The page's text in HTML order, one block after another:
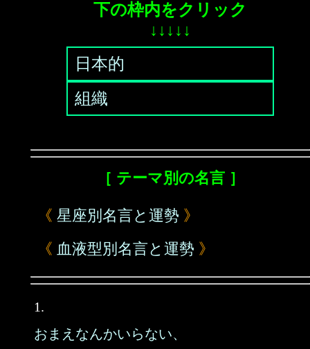
下の枠内をクリック
↓↓↓↓↓
日本的
組織
［ テーマ別の名言 ］
《 星座別名言と運勢 》
《 血液型別名言と運勢 》
1.
おまえなんかいらない、